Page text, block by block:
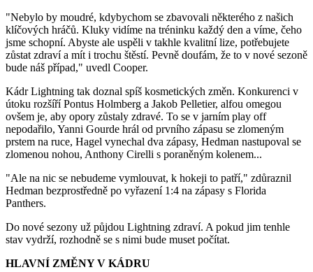
"Nebylo by moudré, kdybychom se zbavovali některého z našich
klíčových hráčů. Kluky vidíme na tréninku každý den a víme, čeho
jsme schopní. Abyste ale uspěli v takhle kvalitní lize, potřebujete
zůstat zdraví a mít i trochu štěstí. Pevně doufám, že to v nové sezoně
bude náš případ," uvedl Cooper.
Kádr Lightning tak doznal spíš kosmetických změn. Konkurenci v
útoku rozšíří Pontus Holmberg a Jakob Pelletier, alfou omegou
ovšem je, aby opory zůstaly zdravé. To se v jarním play off
nepodařilo, Yanni Gourde hrál od prvního zápasu se zlomeným
prstem na ruce, Hagel vynechal dva zápasy, Hedman nastupoval se
zlomenou nohou, Anthony Cirelli s poraněným kolenem...
"Ale na nic se nebudeme vymlouvat, k hokeji to patří," zdůraznil
Hedman bezprostředně po vyřazení 1:4 na zápasy s Florida
Panthers.
Do nové sezony už půjdou Lightning zdraví. A pokud jim tenhle
stav vydrží, rozhodně se s nimi bude muset počítat.
HLAVNÍ ZMĚNY V KÁDRU